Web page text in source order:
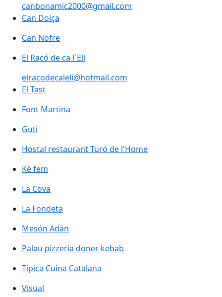
canbonamic2000@gmail.com
Can Dolça
Can Dolça
Can Nofre
Can Nofre
El Racó de ca l´Eli
El Racó de ca l´Eli
elracodecaleli@hotmail.com
El Tast
El Tast
Font Martina
Font Martina
Guti
Guti
Hostal restaurant Turó de l'Home
Hostal restaurant Turó de l'Home
Kè fem
Kè fem
La Cova
La Cova
La Fondeta
La Fondeta
Mesón Adán
Mesón Adán
Palau pizzeria doner kebab
Palau pizzeria doner kebab
Típica Cuina Catalana
Típica Cuina Catalana
Visual
Visual